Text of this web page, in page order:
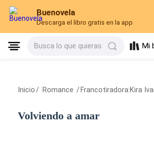
Buenovela
Descarga el libro gratis en la app
Busca lo que quieras Mi
Inicio / Romance / Francotiradora:Kira
Volviendo a amar